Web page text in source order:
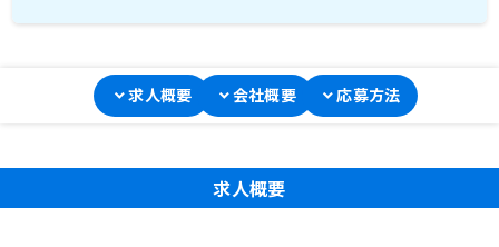
求人概要 会社概要 応募方法
求人概要